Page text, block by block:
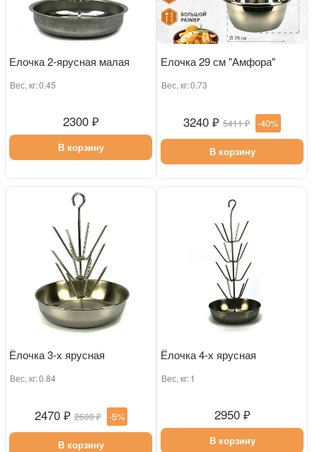
Елочка 2-ярусная малая
Вес, кг:0.45
2300 ₽
В корзину
Елочка 29 см "Амфора"
Вес, кг:0.73
3240 ₽ 5411 ₽ -40%
В корзину
Ёлочка 3-х ярусная
Вес, кг:0.84
2470 ₽ 2600 ₽ -5%
В корзину
Ёлочка 4-х ярусная
Вес, кг:1
2950 ₽
В корзину